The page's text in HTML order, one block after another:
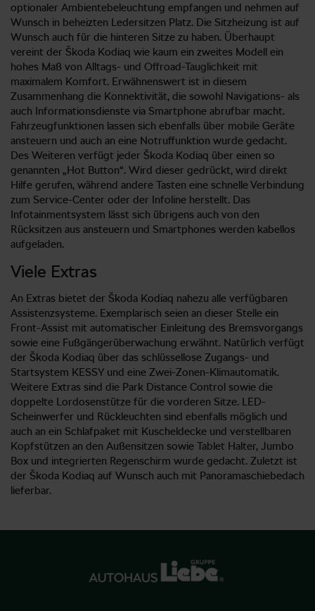
optionaler Ambientebeleuchtung empfangen und nehmen auf
Wunsch in beheizten Ledersitzen Platz. Die Sitzheizung ist auf
Wunsch auch für die hinteren Sitze zu haben. Überhaupt
vereint der Škoda Kodiaq wie kaum ein zweites Modell ein
hohes Maß von Alltags- und Offroad-Tauglichkeit mit
maximalem Komfort. Erwähnenswert ist in diesem
Zusammenhang die Konnektivität, die sowohl Navigations- als
auch Informationsdienste via Smartphone abrufbar macht.
Fahrzeugfunktionen lassen sich ebenfalls über mobile Geräte
ansteuern und auch an eine Notruffunktion wurde gedacht.
Des Weiteren verfügt jeder Škoda Kodiaq über einen so
genannten „Hot Button“. Wird dieser gedrückt, wird direkt
Hilfe gerufen, während andere Tasten eine schnelle Verbindung
zum Service-Center oder der Infoline herstellt. Das
Infotainmentsystem lässt sich übrigens auch von den
Rücksitzen aus ansteuern und Smartphones werden kabellos
aufgeladen.
Viele Extras
An Extras bietet der Škoda Kodiaq nahezu alle verfügbaren
Assistenzsysteme. Exemplarisch seien an dieser Stelle ein
Front-Assist mit automatischer Einleitung des Bremsvorgangs
sowie eine Fußgängerüberwachung erwähnt. Natürlich verfügt
der Škoda Kodiaq über das schlüssellose Zugangs- und
Startsystem KESSY und eine Zwei-Zonen-Klimautomatik.
Weitere Extras sind die Park Distance Control sowie die
doppelte Lordosenstütze für die vorderen Sitze. LED-
Scheinwerfer und Rückleuchten sind ebenfalls möglich und
auch an ein Schlafpaket mit Kuscheldecke und verstellbaren
Kopfstützen an den Außensitzen sowie Tablet Halter, Jumbo
Box und integrierten Regenschirm wurde gedacht. Zuletzt ist
der Škoda Kodiaq auf Wunsch auch mit Panoramaschiebedach
lieferbar.